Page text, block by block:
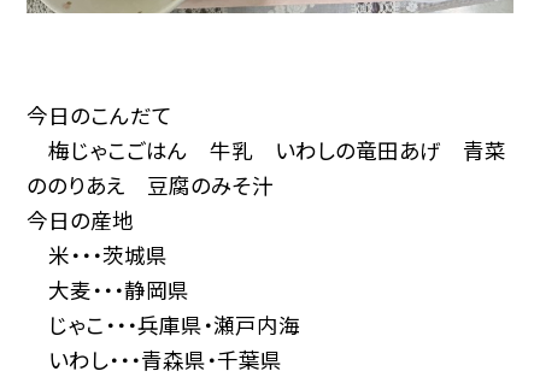
今日のこんだて
梅じゃこごはん 牛乳 いわしの竜田あげ 青菜
ののりあえ 豆腐のみそ汁
今日の産地
米・・・茨城県
大麦・・・静岡県
じゃこ・・・兵庫県・瀬戸内海
いわし・・・青森県・千葉県